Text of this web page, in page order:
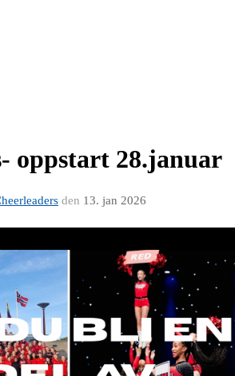
oppstart 28.januar
den 13. jan 2026